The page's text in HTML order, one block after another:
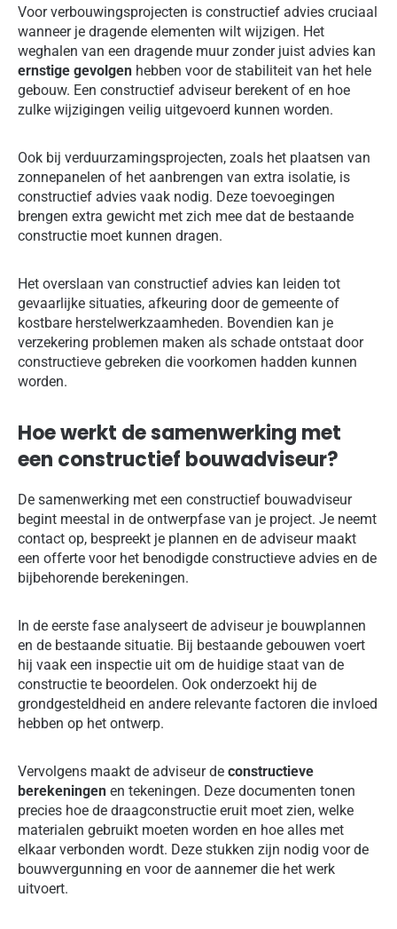
Voor verbouwingsprojecten is constructief advies cruciaal
wanneer je dragende elementen wilt wijzigen. Het
weghalen van een dragende muur zonder juist advies kan
ernstige gevolgen hebben voor de stabiliteit van het hele
gebouw. Een constructief adviseur berekent of en hoe
zulke wijzigingen veilig uitgevoerd kunnen worden.
Ook bij verduurzamingsprojecten, zoals het plaatsen van
zonnepanelen of het aanbrengen van extra isolatie, is
constructief advies vaak nodig. Deze toevoegingen
brengen extra gewicht met zich mee dat de bestaande
constructie moet kunnen dragen.
Het overslaan van constructief advies kan leiden tot
gevaarlijke situaties, afkeuring door de gemeente of
kostbare herstelwerkzaamheden. Bovendien kan je
verzekering problemen maken als schade ontstaat door
constructieve gebreken die voorkomen hadden kunnen
worden.
Hoe werkt de samenwerking met
een constructief bouwadviseur?
De samenwerking met een constructief bouwadviseur
begint meestal in de ontwerpfase van je project. Je neemt
contact op, bespreekt je plannen en de adviseur maakt
een offerte voor het benodigde constructieve advies en de
bijbehorende berekeningen.
In de eerste fase analyseert de adviseur je bouwplannen
en de bestaande situatie. Bij bestaande gebouwen voert
hij vaak een inspectie uit om de huidige staat van de
constructie te beoordelen. Ook onderzoekt hij de
grondgesteldheid en andere relevante factoren die invloed
hebben op het ontwerp.
Vervolgens maakt de adviseur de constructieve
berekeningen en tekeningen. Deze documenten tonen
precies hoe de draagconstructie eruit moet zien, welke
materialen gebruikt moeten worden en hoe alles met
elkaar verbonden wordt. Deze stukken zijn nodig voor de
bouwvergunning en voor de aannemer die het werk
uitvoert.